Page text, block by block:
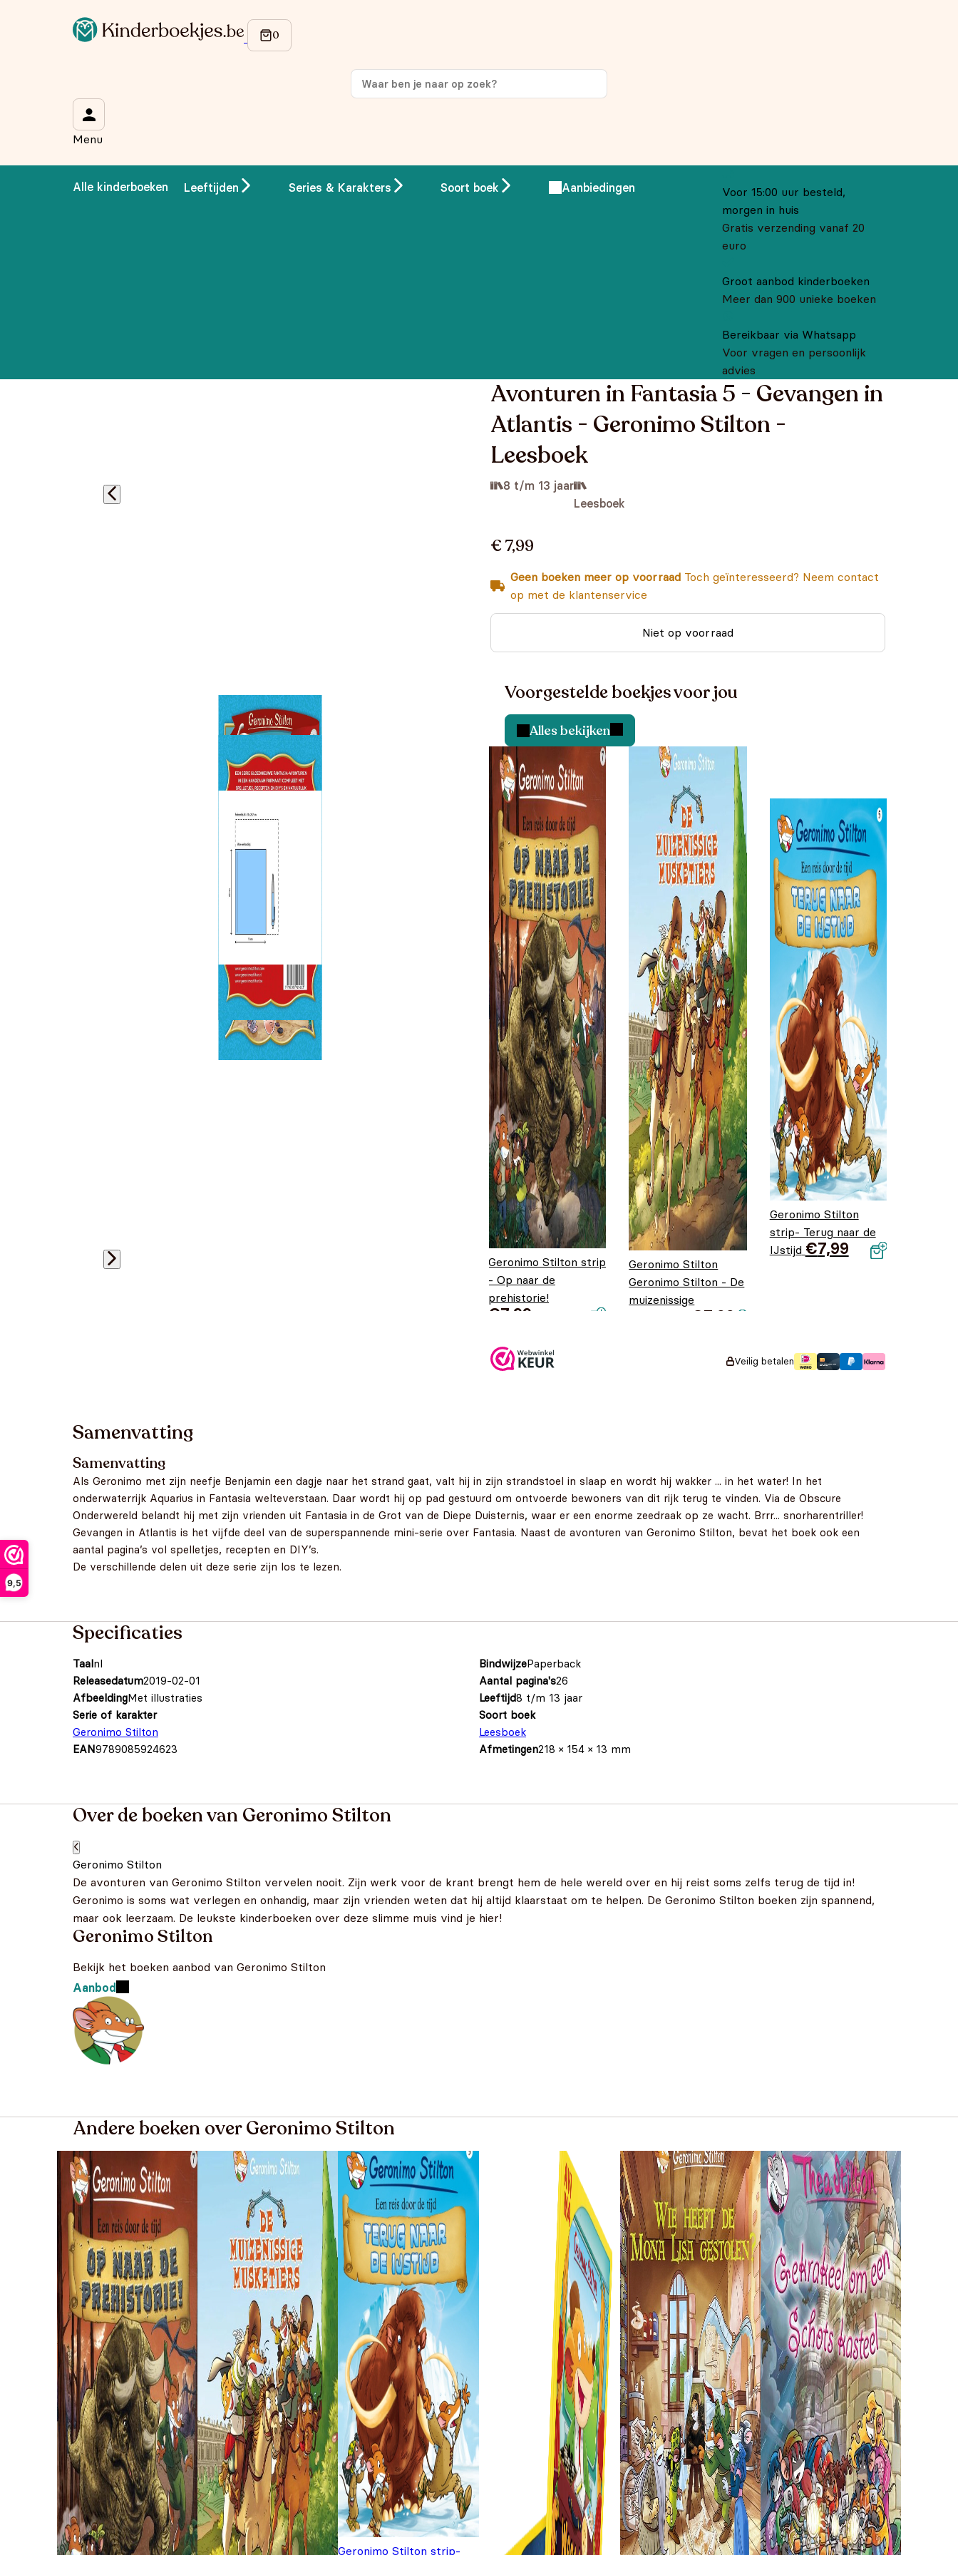
9,5
Menu
Alle kinderboeken Leeftijden Series & Karakters Soort boek Aanbiedingen
Voor 15:00 uur besteld,
morgen in huis
Gratis verzending vanaf 20
euro
Groot aanbod kinderboeken
Meer dan 900 unieke boeken
Bereikbaar via Whatsapp
Voor vragen en persoonlijk
advies
Avonturen in Fantasia 5 - Gevangen in
Atlantis - Geronimo Stilton -
Leesboek
8 t/m 13 jaar
Leesboek
€ 7,99
Geen boeken meer op voorraad Toch geïnteresseerd? Neem contact
op met de klantenservice
Niet op voorraad
Voorgestelde boekjes voor jou
Alles bekijken
Geronimo Stilton strip
- Op naar de
prehistorie!
€7,99
Geronimo Stilton
Geronimo Stilton - De
muizenissige
€7,99
Geronimo Stilton
strip- Terug naar de
IJstijd €7,99
Veilig betalen
Samenvatting
Samenvatting
Als Geronimo met zijn neefje Benjamin een dagje naar het strand gaat, valt hij in zijn strandstoel in slaap en wordt hij wakker ... in het water! In het
onderwaterrijk Aquarius in Fantasia welteverstaan. Daar wordt hij op pad gestuurd om ontvoerde bewoners van dit rijk terug te vinden. Via de Obscure
Onderwereld belandt hij met zijn vrienden uit Fantasia in de Grot van de Diepe Duisternis, waar er een enorme zeedraak op ze wacht. Brrr... snorharentriller!
Gevangen in Atlantis is het vijfde deel van de superspannende mini-serie over Fantasia. Naast de avonturen van Geronimo Stilton, bevat het boek ook een
aantal pagina’s vol spelletjes, recepten en DIY’s.
De verschillende delen uit deze serie zijn los te lezen.
Specificaties
Taalnl BindwijzePaperback
Releasedatum2019-02-01 Aantal pagina's26
AfbeeldingMet illustraties Leeftijd8 t/m 13 jaar
Serie of karakter
Geronimo Stilton
Soort boek
Leesboek
EAN9789085924623 Afmetingen218 × 154 × 13 mm
Over de boeken van Geronimo Stilton
Geronimo Stilton
De avonturen van Geronimo Stilton vervelen nooit. Zijn werk voor de krant brengt hem de hele wereld over en hij reist soms zelfs terug de tijd in!
Geronimo is soms wat verlegen en onhandig, maar zijn vrienden weten dat hij altijd klaarstaat om te helpen. De Geronimo Stilton boeken zijn spannend,
maar ook leerzaam. De leukste kinderboeken over deze slimme muis vind je hier!
Geronimo Stilton
Bekijk het boeken aanbod van Geronimo Stilton
Aanbod
Andere boeken over Geronimo Stilton
Geronimo Stilton strip-
Op de hoogte blijven van onze acties?
op je eerste aankoop!
Wat is je voornaam?